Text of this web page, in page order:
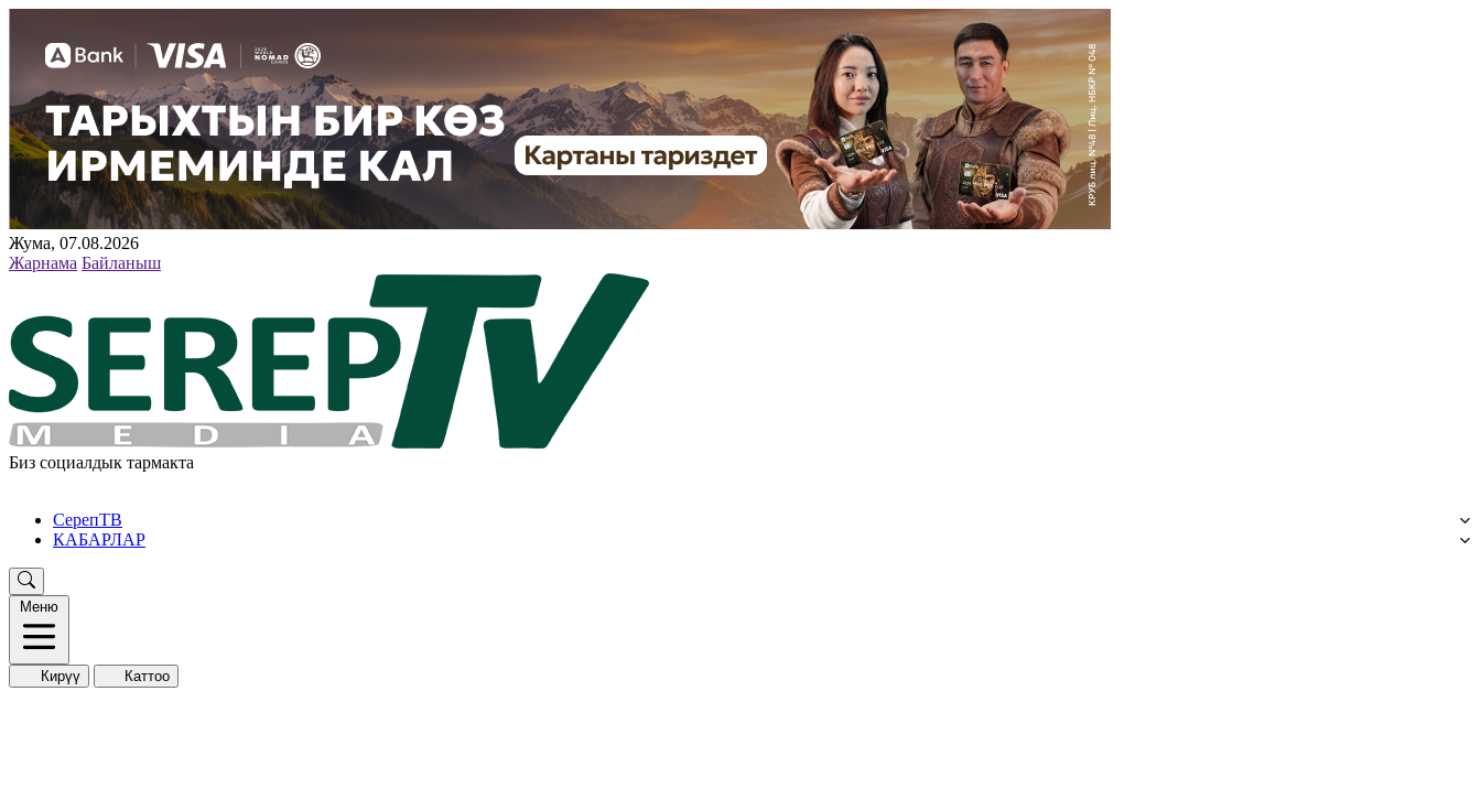
Жума, 07.08.2026
Жарнама Байланыш
Биз социалдык тармакта
СерепТВ
КАБАРЛАР
Меню
Кирүү Каттоо